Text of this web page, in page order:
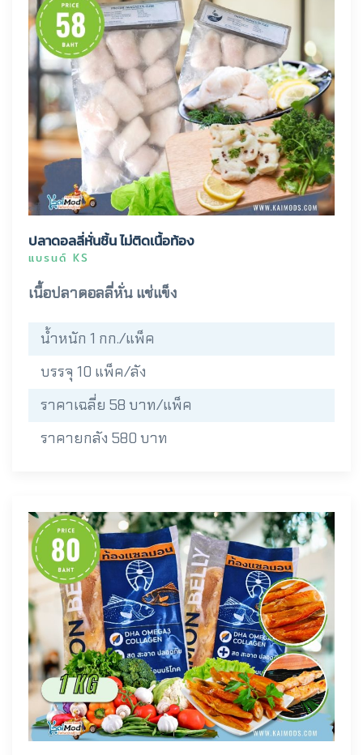
ปลาดอลลี่หั่นชิ้น ไม่ติดเนื้อท้อง
แบรนด์ KS
เนื้อปลาดอลลี่หั่น แช่แข็ง
น้ำหนัก 1 กก./แพ็ค
บรรจุ 10 แพ็ค/ลัง
ราคาเฉลี่ย 58 บาท/แพ็ค
ราคายกลัง 580 บาท